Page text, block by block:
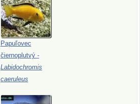
Papuľovec
čiernoplutvý -
Labidochromis
caeruleus